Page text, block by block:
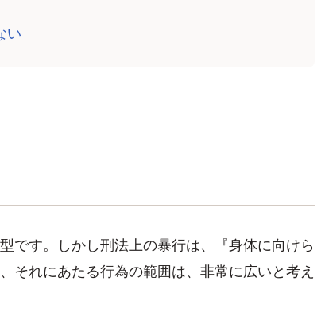
い
です。しかし刑法上の暴行は、『身体に向けら
それにあたる行為の範囲は、非常に広いと考え